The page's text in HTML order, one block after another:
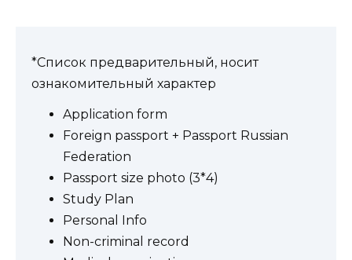
*Список предварительный, носит
ознакомительный характер
Application form
Foreign passport + Passport Russian
Federation
Passport size photo (3*4)
Study Plan
Personal Info
Non-criminal record